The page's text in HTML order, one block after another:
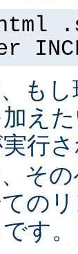
も
え
行
そ
の
す。